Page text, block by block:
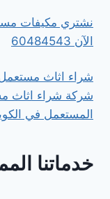
نشتري مكيفات
الآن 60484543
شركة شراء اثاث
المستعمل في
خدماتنا